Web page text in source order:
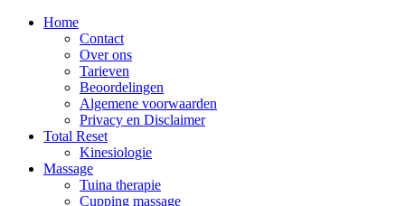
Home
Contact
Over ons
Tarieven
Beoordelingen
Algemene voorwaarden
Privacy en Disclaimer
Total Reset
Kinesiologie
Massage
Tuina therapie
Cupping massage